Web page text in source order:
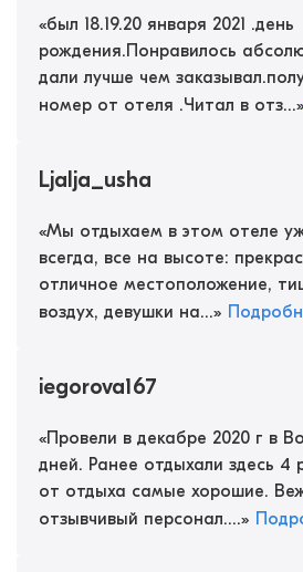
«был 18.19.20 января 2021 .день
рождения.Понравилось
дали лучше чем
номер от отеля .Читал в отз...»
Ljalja_usha
«Мы отдыхаем в этом отеле
всегда, все на высоте:
отличное местоположение,
воздух, девушки на...»
iegorova167
«Провели в декабре 2020 г в
дней. Ранее отдыхали здесь 4
от отдыха самые хорошие.
отзывчивый персонал....»